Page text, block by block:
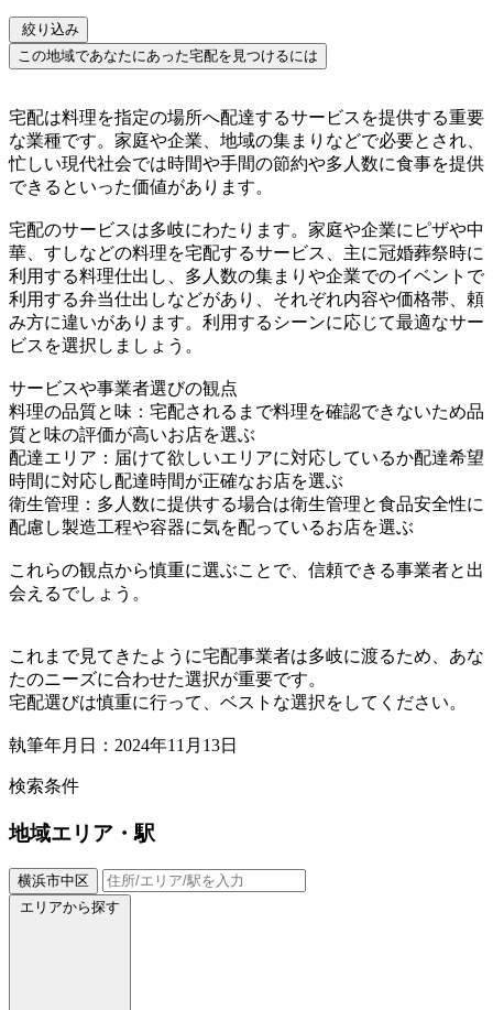
絞り込み
この地域であなたにあった宅配を見つけるには
宅配は料理を指定の場所へ配達するサービスを提供する重要
な業種です。家庭や企業、地域の集まりなどで必要とされ、
忙しい現代社会では時間や手間の節約や多人数に食事を提供
できるといった価値があります。
宅配のサービスは多岐にわたります。家庭や企業にピザや中
華、すしなどの料理を宅配するサービス、主に冠婚葬祭時に
利用する料理仕出し、多人数の集まりや企業でのイベントで
利用する弁当仕出しなどがあり、それぞれ内容や価格帯、頼
み方に違いがあります。利用するシーンに応じて最適なサー
ビスを選択しましょう。
サービスや事業者選びの観点
料理の品質と味：宅配されるまで料理を確認できないため品
質と味の評価が高いお店を選ぶ
配達エリア：届けて欲しいエリアに対応しているか配達希望
時間に対応し配達時間が正確なお店を選ぶ
衛生管理：多人数に提供する場合は衛生管理と食品安全性に
配慮し製造工程や容器に気を配っているお店を選ぶ
これらの観点から慎重に選ぶことで、信頼できる事業者と出
会えるでしょう。
これまで見てきたように宅配事業者は多岐に渡るため、あな
たのニーズに合わせた選択が重要です。
宅配選びは慎重に行って、ベストな選択をしてください。
執筆年月日：2024年11月13日
検索条件
地域エリア・駅
横浜市中区
エリアから探す